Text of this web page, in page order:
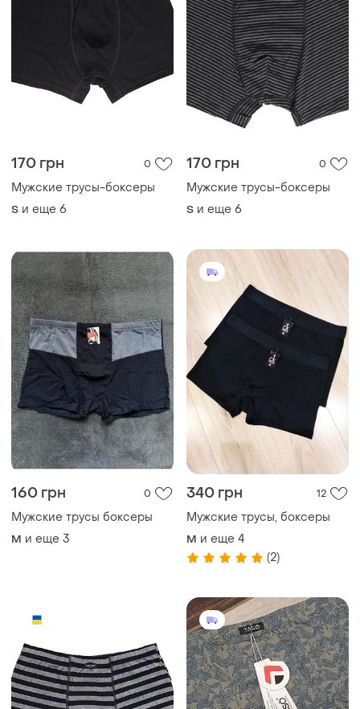
170 грн 0
Мужские трусы-боксеры
S и еще 6
170 грн 0
Мужские трусы-боксеры
S и еще 6
160 грн 0
Мужские трусы боксеры
M и еще 3
340 грн 12
Мужские трусы, боксеры
M и еще 4
(2)